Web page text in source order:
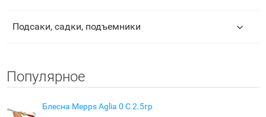
Подсаки, садки, подъемники
Популярное
Блесна Mepps Aglia 0 C 2.5гр